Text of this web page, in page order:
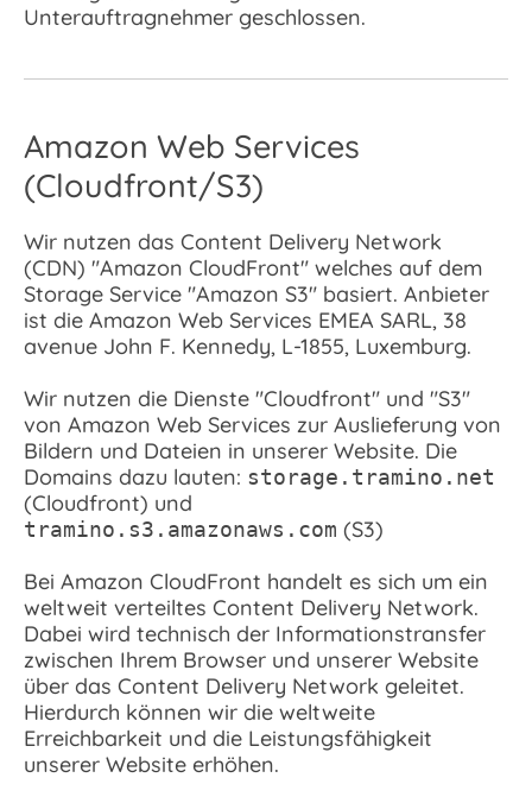
Unterauftragnehmer geschlossen.
Amazon Web Services
(Cloudfront/S3)
Wir nutzen das Content Delivery Network
(CDN) "Amazon CloudFront" welches auf dem
Storage Service "Amazon S3" basiert. Anbieter
ist die Amazon Web Services EMEA SARL, 38
avenue John F. Kennedy, L-1855, Luxemburg.
Wir nutzen die Dienste "Cloudfront" und "S3"
von Amazon Web Services zur Auslieferung von
Bildern und Dateien in unserer Website. Die
Domains dazu lauten: storage.tramino.net
(Cloudfront) und
tramino.s3.amazonaws.com (S3)
Bei Amazon CloudFront handelt es sich um ein
weltweit verteiltes Content Delivery Network.
Dabei wird technisch der Informationstransfer
zwischen Ihrem Browser und unserer Website
über das Content Delivery Network geleitet.
Hierdurch können wir die weltweite
Erreichbarkeit und die Leistungsfähigkeit
unserer Website erhöhen.